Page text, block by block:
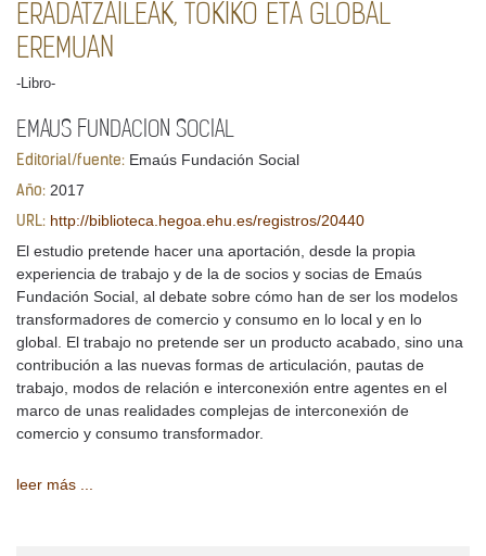
ERADATZAILEAK, TOKIKO ETA GLOBAL
EREMUAN
-Libro-
EMAUS FUNDACION SOCIAL
Editorial/fuente: Emaús Fundación Social
Año: 2017
URL: http://biblioteca.hegoa.ehu.es/registros/20440
El estudio pretende hacer una aportación, desde la propia
experiencia de trabajo y de la de socios y socias de Emaús
Fundación Social, al debate sobre cómo han de ser los modelos
transformadores de comercio y consumo en lo local y en lo
global. El trabajo no pretende ser un producto acabado, sino una
contribución a las nuevas formas de articulación, pautas de
trabajo, modos de relación e interconexión entre agentes en el
marco de unas realidades complejas de interconexión de
comercio y consumo transformador.
leer más ...